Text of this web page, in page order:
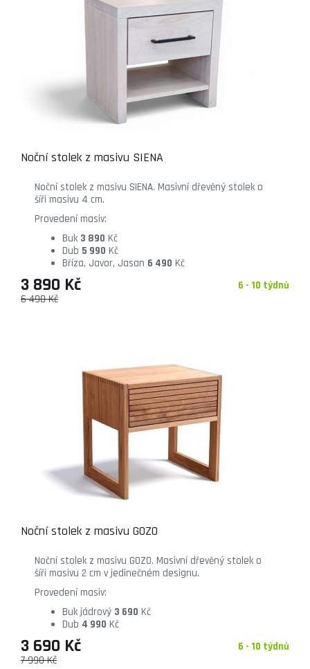
Noční stolek z masivu SIENA
Noční stolek z masivu SIENA. Masivní dřevěný stolek o
šíři masivu 4 cm.
Provedení masiv:
Buk 3 890 Kč
Dub 5 990 Kč
Bříza, Javor, Jasan 6 490 Kč
6 - 10 týdnů
6 490 Kč
3 890 Kč
Noční stolek z masivu GOZO
Noční stolek z masivu GOZO. Masivní dřevěný stolek o
šíři masivu 2 cm v jedinečném designu.
Provedení masiv:
Buk jádrový 3 690 Kč
Dub 4 990 Kč
6 - 10 týdnů
7 990 Kč
3 690 Kč